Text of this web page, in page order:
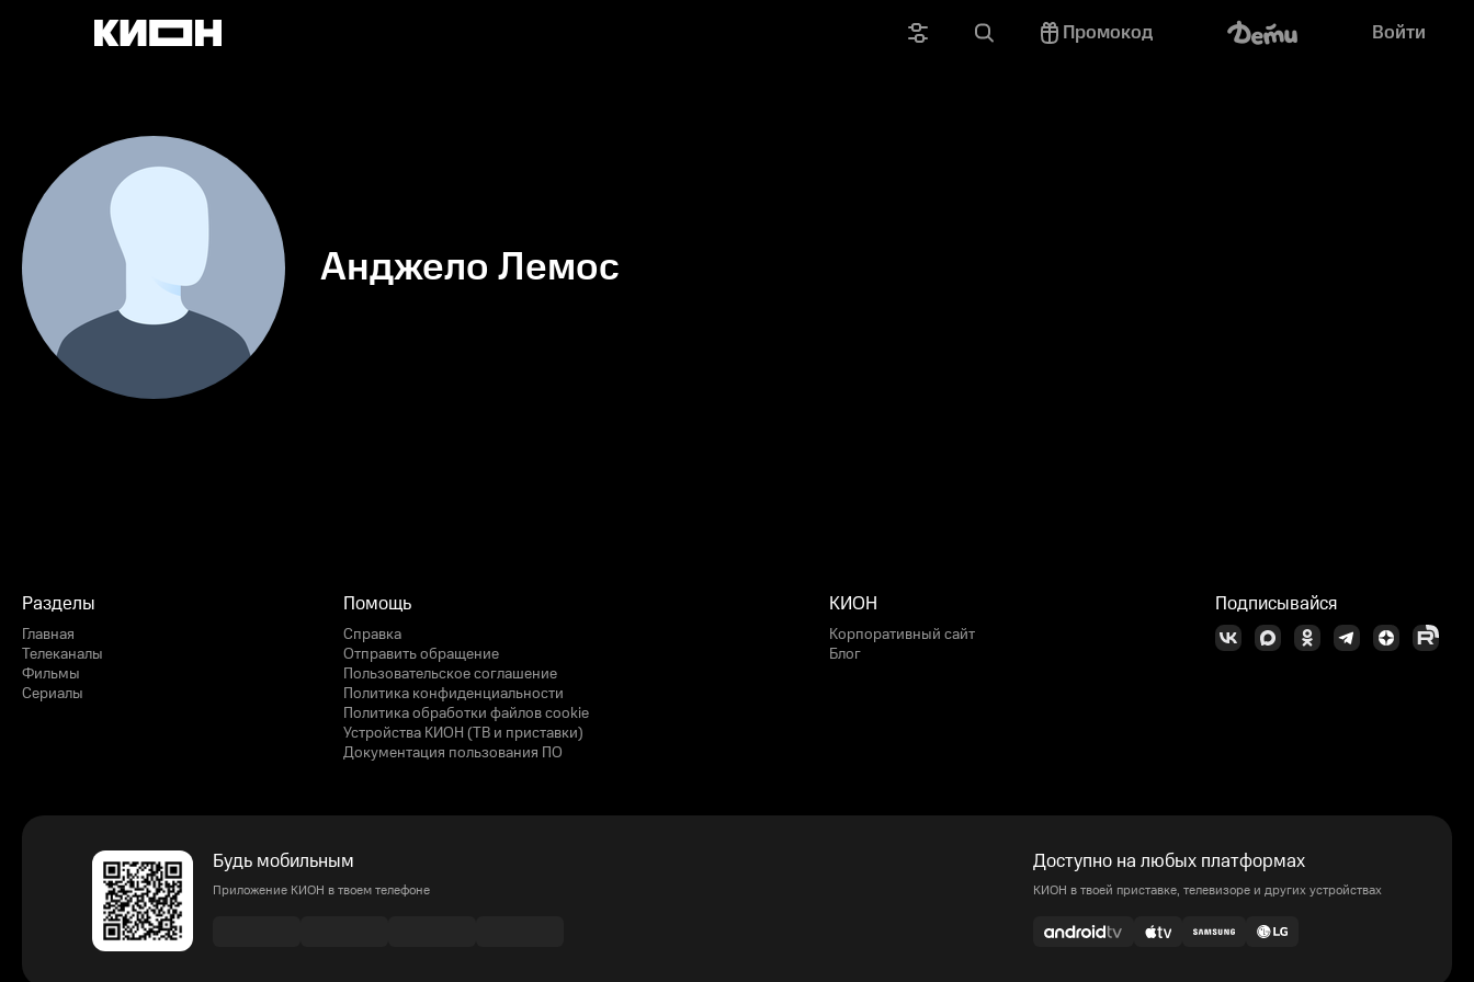
Промокод Войти
Анджело Лемос
Разделы
Главная
Телеканалы
Фильмы
Сериалы
Помощь
Справка
Отправить обращение
Пользовательское соглашение
Политика конфиденциальности
Политика обработки файлов cookie
Устройства КИОН (ТВ и приставки)
Документация пользования ПО
КИОН
Корпоративный сайт
Блог
Подписывайся
Будь мобильным
Приложение КИОН в твоем телефоне
Доступно на любых платформах
КИОН в твоей приставке, телевизоре и других устройствах